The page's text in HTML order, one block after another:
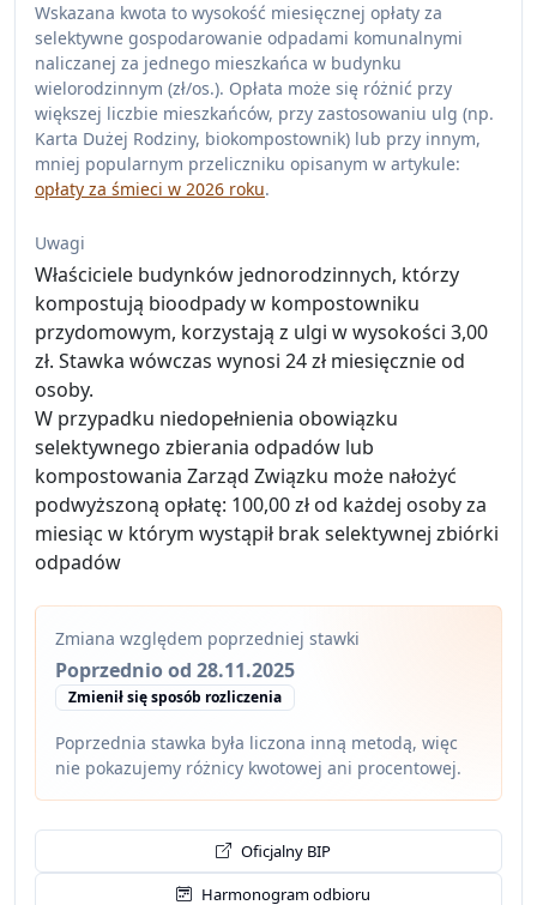
Wskazana kwota to wysokość miesięcznej opłaty za
selektywne gospodarowanie odpadami komunalnymi
naliczanej za jednego mieszkańca w budynku
wielorodzinnym (zł/os.). Opłata może się różnić przy
większej liczbie mieszkańców, przy zastosowaniu ulg (np.
Karta Dużej Rodziny, biokompostownik) lub przy innym,
mniej popularnym przeliczniku opisanym w artykule:
opłaty za śmieci w 2026 roku.
Uwagi
Właściciele budynków jednorodzinnych, którzy
kompostują bioodpady w kompostowniku
przydomowym, korzystają z ulgi w wysokości 3,00
zł. Stawka wówczas wynosi 24 zł miesięcznie od
osoby.
W przypadku niedopełnienia obowiązku
selektywnego zbierania odpadów lub
kompostowania Zarząd Związku może nałożyć
podwyższoną opłatę: 100,00 zł od każdej osoby za
miesiąc w którym wystąpił brak selektywnej zbiórki
odpadów
Zmiana względem poprzedniej stawki
Poprzednio od 28.11.2025
Zmienił się sposób rozliczenia
Poprzednia stawka była liczona inną metodą, więc
nie pokazujemy różnicy kwotowej ani procentowej.
Oficjalny BIP
Harmonogram odbioru